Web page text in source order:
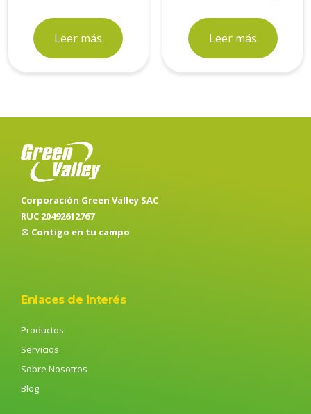
Leer más Leer más
Corporación Green Valley SAC
RUC 20492612767
® Contigo en tu campo
Enlaces de interés
Productos
Servicios
Sobre Nosotros
Blog